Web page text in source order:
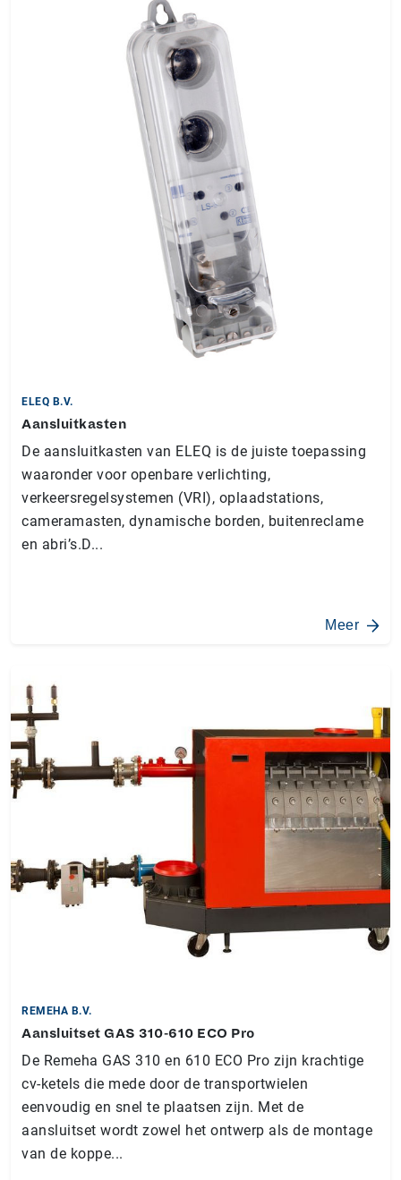
ELEQ B.V.
Aansluitkasten
De aansluitkasten van ELEQ is de juiste toepassing
waaronder voor openbare verlichting,
verkeersregelsystemen (VRI), oplaadstations,
cameramasten, dynamische borden, buitenreclame
en abri’s.D...
Meer
REMEHA B.V.
Aansluitset GAS 310-610 ECO Pro
De Remeha GAS 310 en 610 ECO Pro zijn krachtige
cv-ketels die mede door de transportwielen
eenvoudig en snel te plaatsen zijn. Met de
aansluitset wordt zowel het ontwerp als de montage
van de koppe...